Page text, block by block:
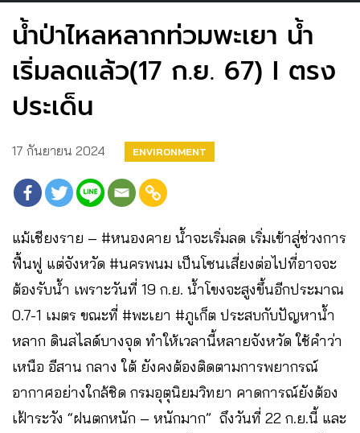
น้ำป่าไหลหลากท่วมพะเยา น้ำ
เริ่มลดแล้ว(17 ก.ย. 67) I ตรง
ประเด็น
17 กันยายน 2024 ENVIRONMENT
แม้เชียงราย – #หนองคาย น้ำจะเริ่มลด เริ่มเข้าสู่ช่วงการ
ฟื้นฟู แต่จังหวัด #นครพนม เป็นโซนเสี่ยงต่อไปที่อาจจะ
ต้องรับน้ำ เพราะวันที่ 19 ก.ย. น้ำโขงจะสูงขึ้นอีกประมาณ
0.7-1 เมตร ขณะที่ #พะเยา #ภูเก็ต ประสบกับปัญหาน้ำ
หลาก ดินสไลด์บางจุด ทำให้เวลานี้หลายจังหวัด ใช้คำว่า
เหนือ อีสาน กลาง ใต้ ยังคงต้องติดตามการพยากรณ์
อากาศอย่างใกล้ชิด กรมอุตุนิยมวิทยา คาดการณ์ยังต้อง
เฝ้าระวัง “ฝนตกหนัก – หนักมาก” ถึงวันที่ 22 ก.ย.นี้ และ